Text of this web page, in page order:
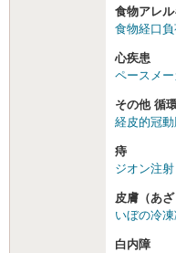
食物アレ
食物経口
心疾患
ペースメ
その他 循
経皮的冠
痔
ジオン注射
皮膚（あざ
いぼの冷凍
白内障